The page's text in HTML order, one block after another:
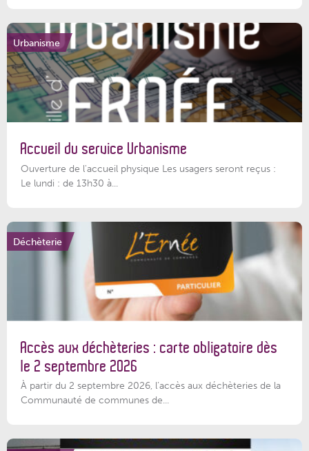
Urbanisme
Accueil du service Urbanisme
Ouverture de l'accueil physique Les usagers seront reçus :
Le lundi : de 13h30 à...
Déchèterie
Accès aux déchèteries : carte obligatoire dès
le 2 septembre 2026
À partir du 2 septembre 2026, l’accès aux déchèteries de la
Communauté de communes de...